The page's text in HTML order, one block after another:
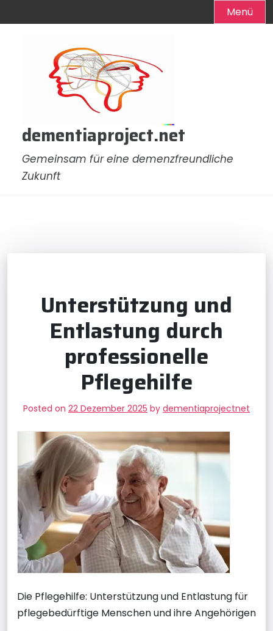
Menü
dementiaproject.net
Gemeinsam für eine demenzfreundliche
Zukunft
Unterstützung und
Entlastung durch
professionelle
Pflegehilfe
Posted on 22 Dezember 2025 by dementiaprojectnet
Die Pflegehilfe: Unterstützung und Entlastung für
pflegebedürftige Menschen und ihre Angehörigen